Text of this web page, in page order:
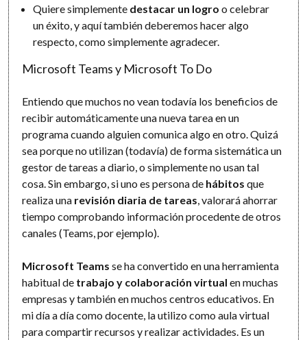
Quiere simplemente destacar un logro o celebrar
un éxito, y aquí también deberemos hacer algo
respecto, como simplemente agradecer.
Microsoft Teams y Microsoft To Do
Entiendo que muchos no vean todavía los beneficios de
recibir automáticamente una nueva tarea en un
programa cuando alguien comunica algo en otro. Quizá
sea porque no utilizan (todavía) de forma sistemática un
gestor de tareas a diario, o simplemente no usan tal
cosa. Sin embargo, si uno es persona de hábitos que
realiza una revisión diaria de tareas , valorará ahorrar
tiempo comprobando información procedente de otros
canales (Teams, por ejemplo).
Microsoft Teams se ha convertido en una herramienta
habitual de trabajo y colaboración virtual en muchas
empresas y también en muchos centros educativos. En
mi día a día como docente, la utilizo como aula virtual
para compartir recursos y realizar actividades. Es un